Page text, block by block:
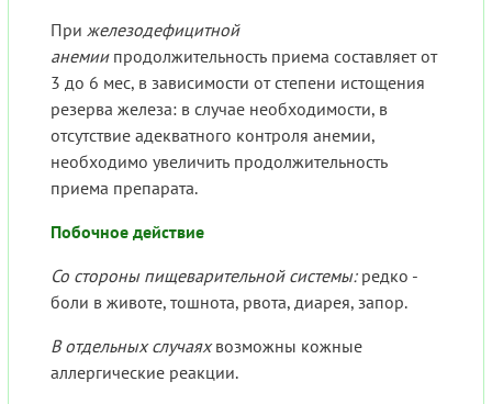
При железодефицитной
анемиипродолжительность приема составляет от
3 до 6 мес, в зависимости от степени истощения
резерва железа: в случае необходимости, в
отсутствие адекватного контроля анемии,
необходимо увеличить продолжительность
приема препарата.
Побочное действие
Со стороны пищеварительной системы: редко -
боли в животе, тошнота, рвота, диарея, запор.
В отдельных случаяхвозможны кожные
аллергические реакции.